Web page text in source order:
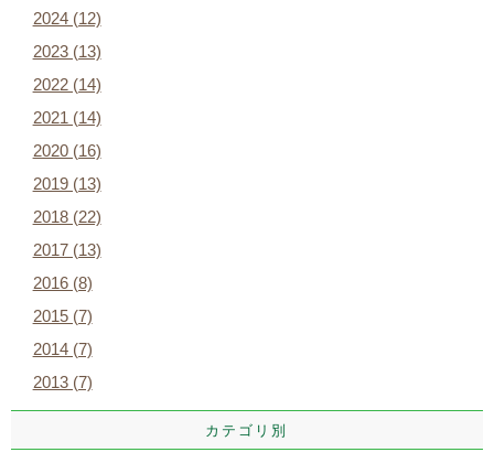
2024 (12)
2023 (13)
2022 (14)
2021 (14)
2020 (16)
2019 (13)
2018 (22)
2017 (13)
2016 (8)
2015 (7)
2014 (7)
2013 (7)
カテゴリ別